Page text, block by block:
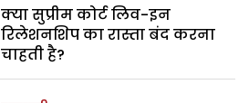
क्या सुप्रीम कोर्ट लिव-इन
रिलेशनशिप का रास्ता बंद करना
चाहती है?